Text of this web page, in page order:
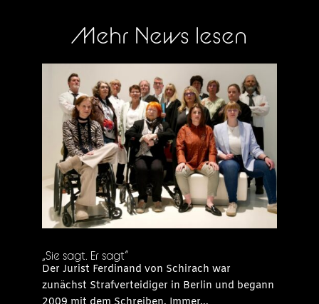
Mehr News lesen
„Sie sagt. Er sagt“
Der Jurist Ferdinand von Schirach war
zunächst Strafverteidiger in Berlin und begann